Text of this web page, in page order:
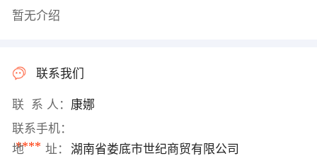
暂无介绍
联系我们
联 系 人： 康娜
联系手机：
****
地 址： 湖南省娄底市世纪商贸有限公司